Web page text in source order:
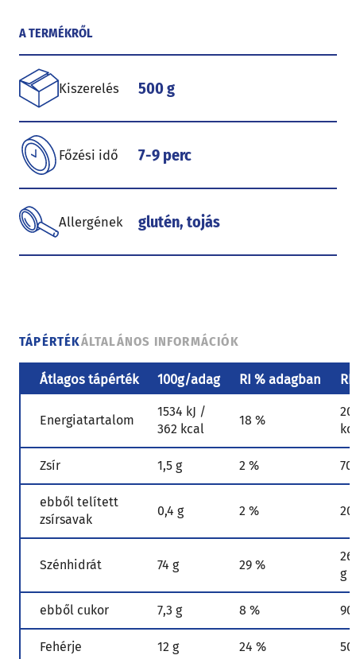
A TERMÉKRŐL
Kiszerelés 500 g
Főzési idő 7-9 perc
Allergének glutén, tojás
TÁPÉRTÉKÁLTALÁNOS INFORMÁCIÓK
Átlagos tápérték 100g/adag RI % adagban
Energiatartalom
1534 kJ /
362 kcal
18 %
Zsír 1,5 g 2 % 70
ebből telített
zsírsavak
0,4 g 2 % 20
Szénhidrát 74 g 29 %
g
ebből cukor 7,3 g 8 % 90
Fehérje 12 g 24 % 50